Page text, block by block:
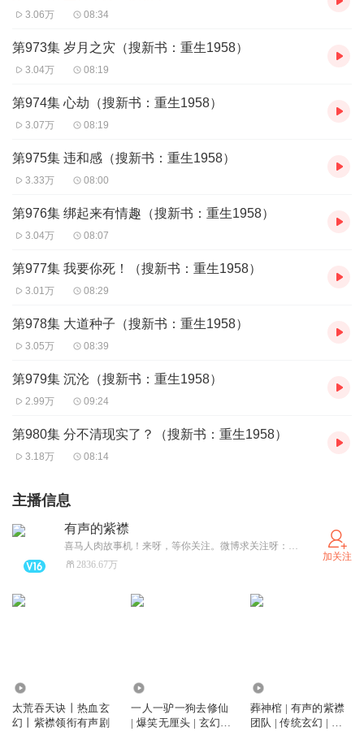
3.06万 08:34
第973集 岁月之灾（搜新书：重生1958）
3.04万 08:19
第974集 心劫（搜新书：重生1958）
3.07万 08:19
第975集 违和感（搜新书：重生1958）
3.33万 08:00
第976集 绑起来有情趣（搜新书：重生1958）
3.04万 08:07
第977集 我要你死！（搜新书：重生1958）
3.01万 08:29
第978集 大道种子（搜新书：重生1958）
3.05万 08:39
第979集 沉沦（搜新书：重生1958）
2.99万 09:24
第980集 分不清现实了？（搜新书：重生1958）
3.18万 08:14
主播信息
有声的紫襟
喜马人肉故事机！来呀，等你关注。微博求关注呀：有声的紫襟。
2836.67万
加关注
太荒吞天诀丨热血玄
幻丨紫襟领衔有声剧
一人一驴一狗去修仙
| 爆笑无厘头 | 玄幻修
葬神棺 | 有声的紫襟
团队 | 传统玄幻 | 男